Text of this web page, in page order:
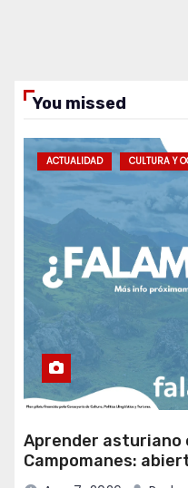
You missed
ACTUALIDAD CULTURA Y
Aprender asturiano
Campomanes:
para inscribirse en